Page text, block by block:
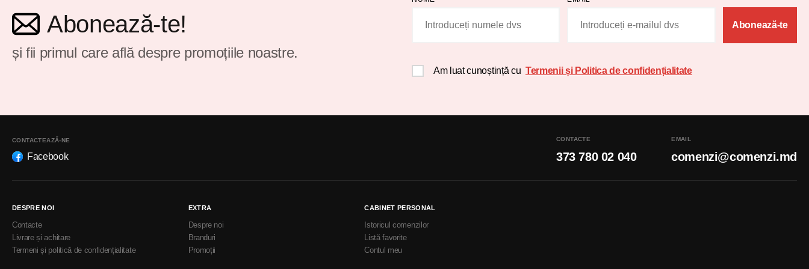
Abonează-te!
și fii primul care află despre promoțiile noastre.
Abonează-te
Am luat cunoștință cu Termenii și Politica de confidențialitate
CONTACTEAZĂ-NE
Facebook
CONTACTE
373 780 02 040
EMAIL
comenzi@comenzi.md
DESPRE NOI
Contacte
Livrare și achitare
Termeni și politică de confidențialitate
EXTRA
Despre noi
Branduri
Promoții
CABINET PERSONAL
Istoricul comenzilor
Listă favorite
Contul meu